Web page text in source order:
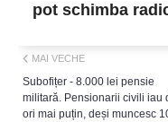
pot schimba
MAI VECHE
Subofițer - 8.000 lei pensie
militară. Pensionarii civili iau
ori mai puțin, deși muncesc